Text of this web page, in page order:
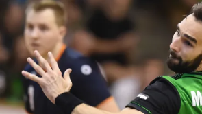
DALŠÍ SPORTY
Americký fotbal
Baseball a softbal
Basketbal
NEPŘEHLÉDNĚTE
Soutěže
Historické návraty